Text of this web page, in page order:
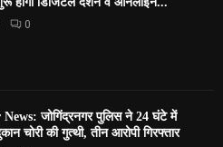
0
जोगिंद्रनगर पुलिस ने 24 घंटे में
चोरी की गुत्थी, तीन आरोपी गिरफ्तार